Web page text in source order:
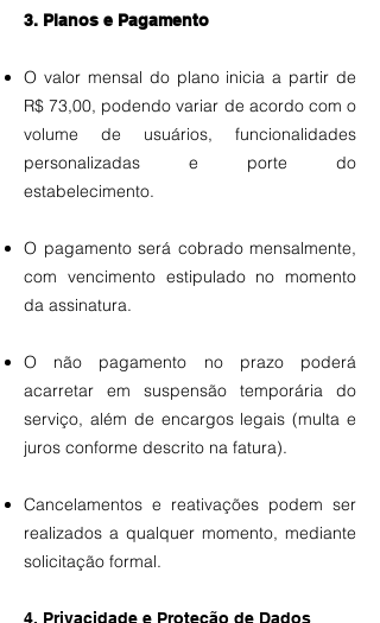
3. Planos e Pagamento
O valor mensal do plano inicia a partir de
R$ 73,00, podendo variar de acordo com o
volume de usuários, funcionalidades
personalizadas e porte do
estabelecimento.
O pagamento será cobrado mensalmente,
com vencimento estipulado no momento
da assinatura.
O não pagamento no prazo poderá
acarretar em suspensão temporária do
serviço, além de encargos legais (multa e
juros conforme descrito na fatura).
Cancelamentos e reativações podem ser
realizados a qualquer momento, mediante
solicitação formal.
4. Privacidade e Proteção de Dados